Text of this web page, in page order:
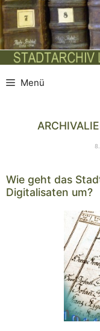
Zum
Inhalt
springen
Menü
Wie geht das
Digitalisaten um?